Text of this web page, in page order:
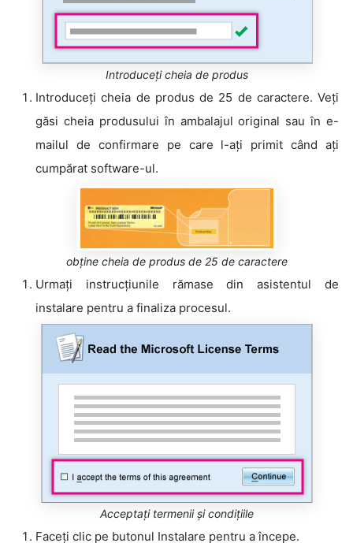
Introduceți cheia de produs
Introduceți cheia de produs de 25 de caractere. Veți
găsi cheia produsului în ambalajul original sau în e-
mailul de confirmare pe care l-ați primit când ați
cumpărat software-ul.
obține cheia de produs de 25 de caractere
Urmați instrucțiunile rămase din asistentul de
instalare pentru a finaliza procesul.
Acceptați termenii și condițiile
Faceți clic pe butonul Instalare pentru a începe.